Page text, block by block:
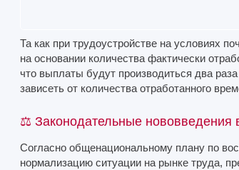
Та как при трудоустройстве на условиях
на основании количества фактически
что выплаты будут производиться два
зависеть от количества отработанного
⚖ Законодательные нововведения
Согласно общенациональному плану по
нормализацию ситуации на рынке труда,